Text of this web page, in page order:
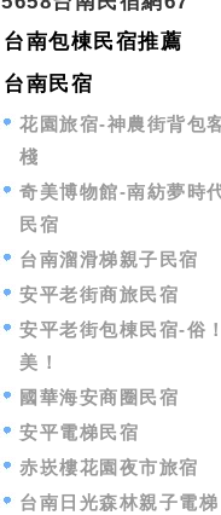
台南包棟民宿推薦
台南民宿
花園旅宿-神農街背包
棧
奇美博物館-南紡夢時
民宿
台南溜滑梯親子民宿
安平老街商旅民宿
安平老街包棟民宿-俗！
美！
國華海安商圈民宿
安平電梯民宿
赤崁樓花園夜市旅宿
台南日光森林親子電梯